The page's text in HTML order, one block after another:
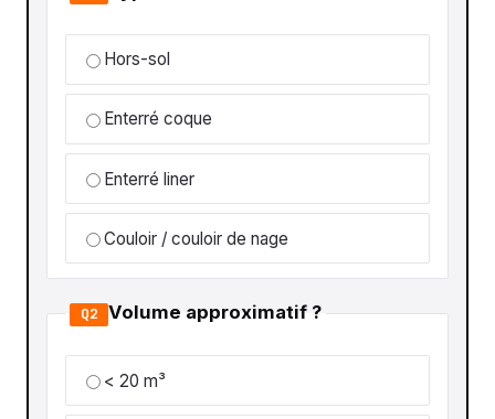
Hors-sol
Enterré coque
Enterré liner
Couloir / couloir de nage
Q2 Volume approximatif ?
< 20 m³